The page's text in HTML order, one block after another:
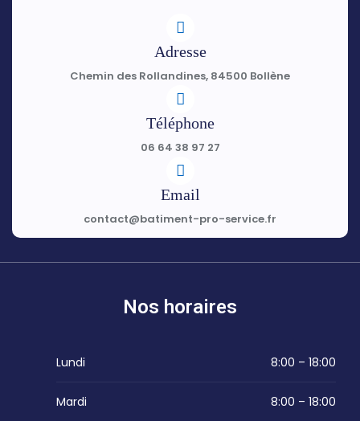
Adresse
Chemin des Rollandines, 84500 Bollène
Téléphone
06 64 38 97 27
Email
contact@batiment-pro-service.fr
Nos horaires
Lundi 8:00 – 18:00
Mardi 8:00 – 18:00